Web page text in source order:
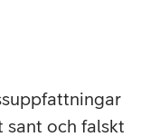
sant och falskt